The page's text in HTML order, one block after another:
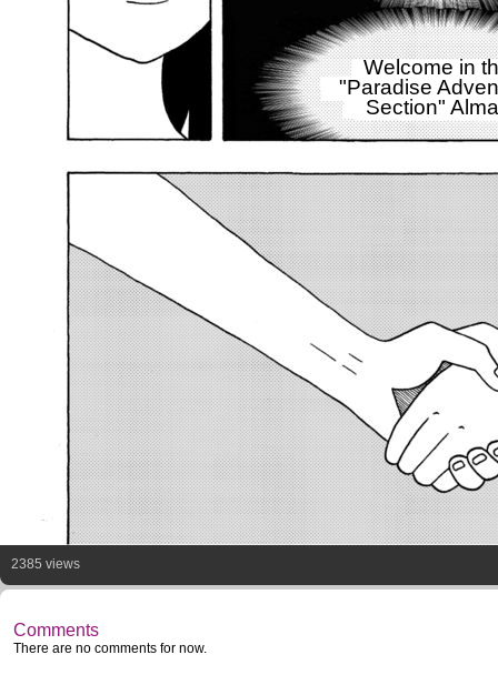
Welcome in
"Paradise
Section"
2385 views
Comments
There are no comments for now.